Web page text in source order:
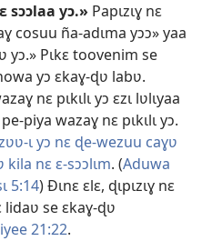
sɔɔlaa yɔ.» Papɩzɩɣ nɛ
cosuu ña-adɩma yɔɔ» yaa
yɔ.» Pɩkɛ toovenim se
yɔ ɛkaɣ-ɖʋ labʋ.
nɛ pɩkɩlɩ yɔ ɛzɩ lʋlɩyaa
piya wazaɣ nɛ pɩkɩlɩ yɔ.
ɩ yɔ nɛ ɖe-wezuu caɣʋ
nɛ ɛ-sɔɔlɩm. (Aduwa
5:14) Ðɩnɛ ɛlɛ, ɖɩpɩzɩɣ nɛ
lidaʋ se ɛkaɣ-ɖʋ
21:22.